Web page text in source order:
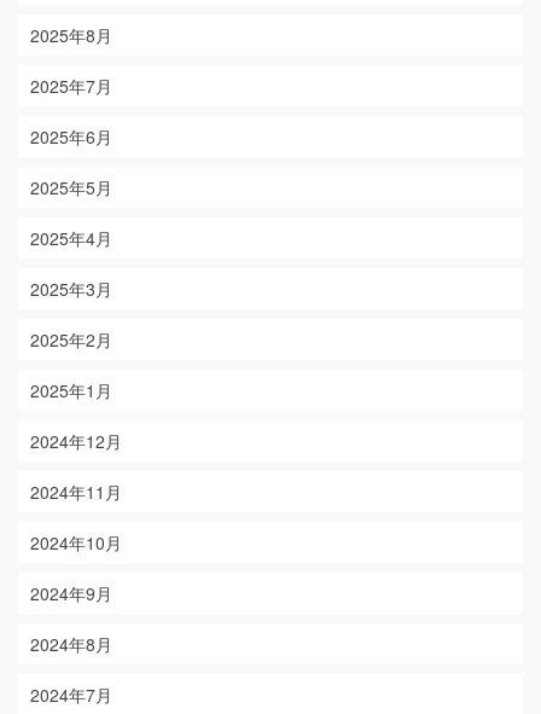
2025年8月
2025年7月
2025年6月
2025年5月
2025年4月
2025年3月
2025年2月
2025年1月
2024年12月
2024年11月
2024年10月
2024年9月
2024年8月
2024年7月